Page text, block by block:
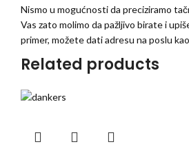
Nismo u mogućnosti da preciziramo
Vas zato molimo da pažljivo birate i
primer, možete dati adresu na poslu
Related products